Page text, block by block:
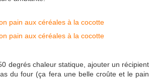
degrés chaleur statique, ajouter un récipient
du four (ça fera une belle croûte et le pain